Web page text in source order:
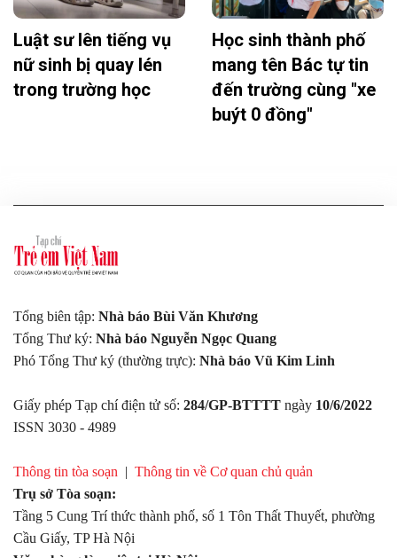
Luật sư lên tiếng vụ
nữ sinh bị quay lén
trong trường học
Học sinh thành phố
mang tên Bác tự tin
đến trường cùng "xe
buýt 0 đồng"
Tổng biên tập: Nhà báo Bùi Văn Khương
Tổng Thư ký: Nhà báo Nguyễn Ngọc Quang
Phó Tổng Thư ký (thường trực): Nhà báo Vũ Kim Linh
Giấy phép Tạp chí điện tử số: 284/GP-BTTTT ngày 10/6/2022
ISSN 3030 - 4989
Thông tin tòa soạn | Thông tin về Cơ quan chủ quản
Trụ sở Tòa soạn:
Tầng 5 Cung Trí thức thành phố, số 1 Tôn Thất Thuyết, phường
Cầu Giấy, TP Hà Nội